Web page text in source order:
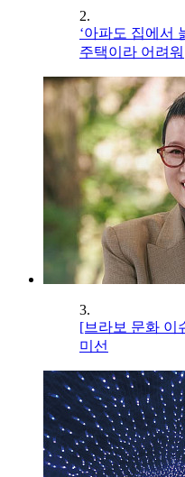
2.
‘아파도 집에서
주택이라 어려워
3.
[브라보 문화 이
미선